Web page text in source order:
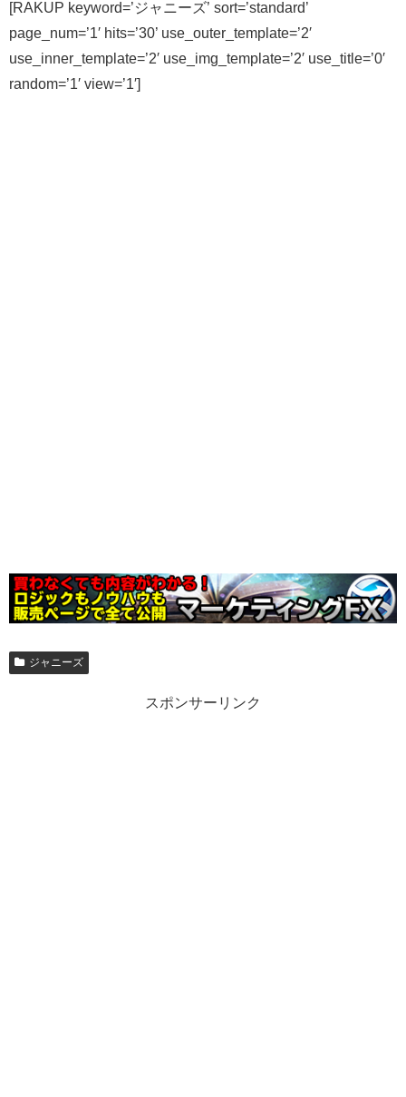
[RAKUP keyword=’ジャニーズ’ sort=’standard’
page_num=’1′ hits=’30’ use_outer_template=’2′
use_inner_template=’2′ use_img_template=’2′ use_title=’0′
random=’1′ view=’1′]
ジャニーズ
スポンサーリンク